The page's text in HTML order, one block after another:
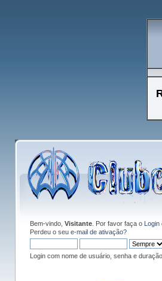
Bem-vindo, Visitante. Por favor faça o Login
Perdeu o seu e-mail de ativação?
Login com nome de usuário, senha e